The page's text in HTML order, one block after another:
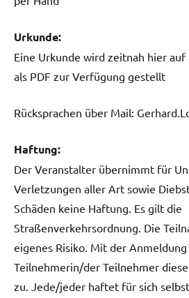
Urkunde:
Eine Urkunde wird zeitnah hier
als PDF zur Verfügung gestellt
Rücksprachen über Mail:
Haftung:
Der Veranstalter übernimmt für
Verletzungen aller Art sowie
Schäden keine Haftung. Es gilt die
Straßenverkehrsordnung. Die
eigenes Risiko. Mit der
Teilnehmerin/der Teilnehmer
zu. Jede/jeder haftet für sich selbst.